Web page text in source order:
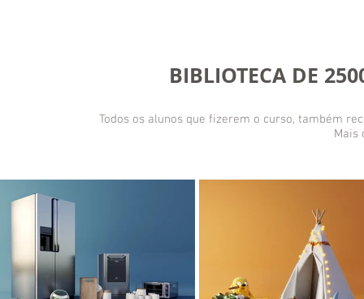
BIBLIOTECA DE
Todos os alunos que fizerem o curso, também
Mais